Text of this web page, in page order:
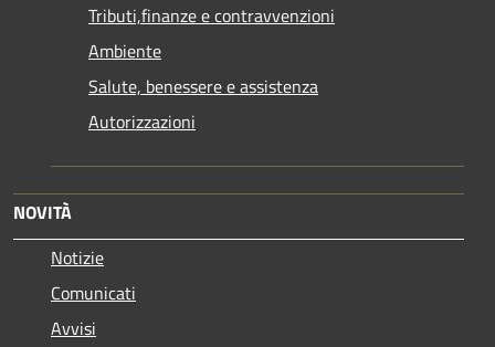
Tributi,finanze e contravvenzioni
Ambiente
Salute, benessere e assistenza
Autorizzazioni
NOVITÀ
Notizie
Comunicati
Avvisi